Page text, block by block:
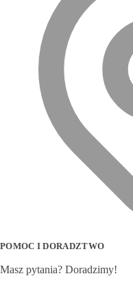
POMOC I DORADZTWO
Masz pytania? Doradzimy!